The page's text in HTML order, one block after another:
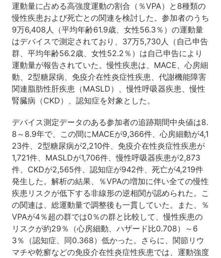
運動量に占める高強度運動の割合（％VPA）と8種類の
慢性疾患および死亡との関連を検討した。参加者のうち
9万6,408人（平均年齢61.9歳、女性56.3％）の運動量
はデバイスで測定されており、37万5,730人（自己申告
群、平均年齢56.2歳、女性52.2％）は自己申告により
運動量が報告されていた。慢性疾患は、MACE、心房細
動、2型糖尿病、免疫介在性炎症性疾患、代謝機能障害
関連脂肪性肝疾患（MASLD）、慢性呼吸器疾患、慢性
腎臓病（CKD）、認知症を対象とした。
デバイス測定データのある参加者の追跡期間中央値は8.
8～8.9年で、この間にMACEが9,366件、心房細動が4,1
23件、2型糖尿病が2,210件、免疫介在性炎症性疾患が
1,721件、MASLDが1,706件、慢性呼吸器疾患が2,873
件、CKDが2,565件、認知症が942件、死亡が4,219件
発生した。解析の結果、％VPAの増加に伴い全ての慢性
疾患リスクが低下する非線形の逆相関が認められた。こ
の関連は、総運動量で調整後も一貫していた。また、％
VPAが4％超の群では0％の群と比較して、慢性疾患の
リスクが約29％（心房細動、ハザード比0.708）～6
3％（認知症、同0.368）低かった。さらに、関節リウ
マチや乾癬などの免疫介在性炎症性疾患では、運動強度